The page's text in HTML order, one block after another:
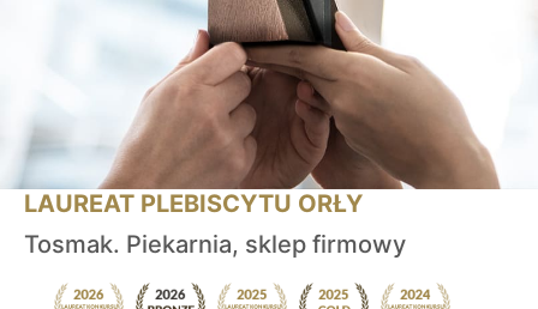
LAUREAT PLEBISCYTU ORŁY
Tosmak. Piekarnia, sklep firmowy